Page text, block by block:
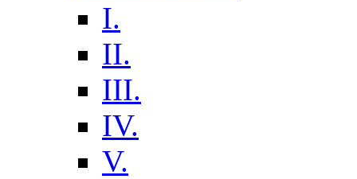
I.
II.
III.
IV.
V.